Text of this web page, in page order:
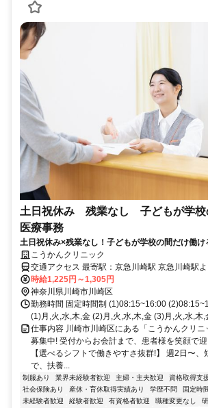
土日祝休み 残業なし 子どもが学校
医療事務
土日祝休み×残業なし！子どもが学校の間だけ働け
こうかんクリニック
交通アクセス 最寄駅：京急川崎
時給1,225円～1,305円
神奈川県川崎市川崎区
勤務時間 固定時間制 (1)08:15~16:00
(1)月,火,水,木,金 (2)月,火,水,木,金 (3)月,火,水,木
仕事内容 川崎市川崎区にある「こうかんクリニ
募集中! 受付からお会計まで、患者様を笑顔で迎
【選べるシフトで働きやすさ抜群!】 週2日〜
で、扶養...
制服あり 業界未経験者歓迎 主婦・主夫歓迎 資格取得支
社会保険あり
産休・育休取得実績あり 学歴不問 固定時
未経験者歓迎
経験者歓迎 有資格者歓迎 職種変更なし